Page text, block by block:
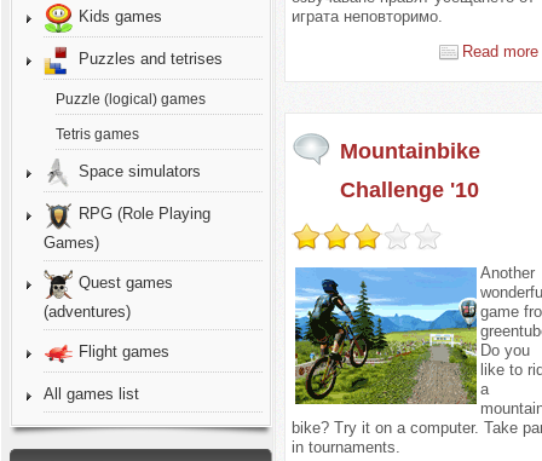
Kids games
Puzzles and tetrises
Puzzle (logical) games
Tetris games
Space simulators
RPG (Role Playing
Games)
Quest games
(adventures)
Flight games
All games list
играта неповторимо.
Read
Mountainbike
Challenge '10
Another
game
Do you
like to
a
bike? Try it on a computer. Take
in tournaments.